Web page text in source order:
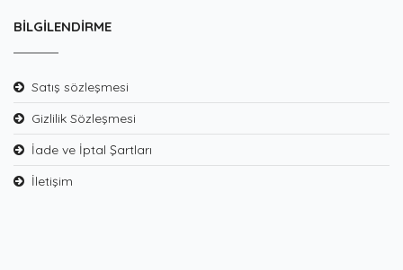
BILGILENDIRME
Satış sözleşmesi
Gizlilik Sözleşmesi
İade ve İptal Şartları
İletişim